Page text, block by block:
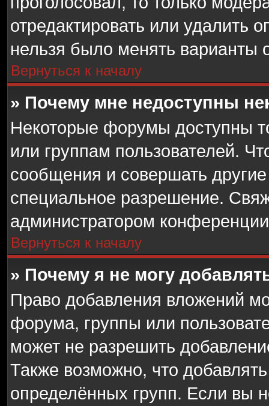
отредактировать или удалить
нельзя было менять варианты
Вернуться к началу
» Почему мне недоступны
Некоторые форумы доступны
или группам пользователей.
сообщения и совершать
специальное разрешение.
администратором
Вернуться к началу
» Почему я не могу
Право добавления вложений
форума, группы или
может не разрешить
Также возможно, что
определённых групп. Если вы